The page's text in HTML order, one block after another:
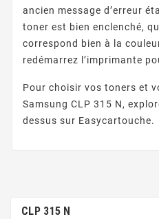
ancien message d’erreur
toner est bien enclenché,
correspond bien à la
redémarrez l’imprimante
Pour choisir vos toners et
Samsung CLP 315 N,
dessus sur Easycartouche.
CLP 315 N